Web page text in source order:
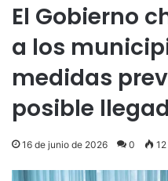
El Gobierno
a los
medidas
posible
16 de junio de 2026 0 12